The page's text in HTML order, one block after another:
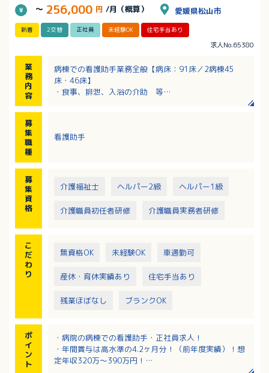
～ 256,000 円 /月（概算） 愛媛県松山市
新着 2交替 正社員 未経験OK 住宅手当あり
求人No.65380
業
務
内
容
病棟での看護助手業務全般【病床：91床／2病棟45
床・46床】
・食事、排泄、入浴の介助 等
募
集
職
種
看護助手
募
集
資
格
介護福祉士 ヘルパー2級 ヘルパー1級
介護職員初任者研修 介護職員実務者研修
こ
だ
わ
り
無資格OK 未経験OK 車通勤可
産休・育休実績あり 住宅手当あり
残業ほぼなし ブランクOK
ポ
イ
ン
ト
・病院の病棟での看護助手・正社員求人！
・年間賞与は高水準の4.2ヶ月分！（前年度実績）！想
定年収320万～390万円！